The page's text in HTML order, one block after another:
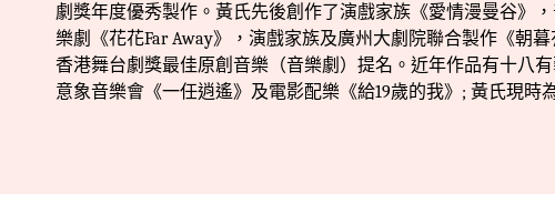
劇獎年度優秀製作。黃氏先後創作了演戲家族《愛情漫曼谷》
樂劇《花花Far Away》，演戲家族及廣州大劇院聯合製作《朝
香港舞台劇獎最佳原創音樂（音樂劇）提名。近年作品有十八
意象音樂會《一任逍遙》及電影配樂《給19歲的我》 ; 黃氏現時